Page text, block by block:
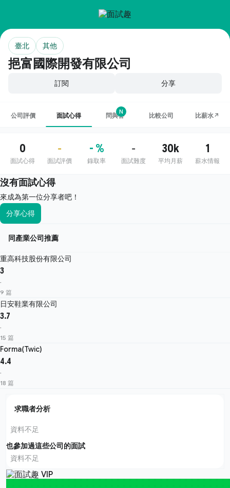
挹富國際開發有限公司
臺北 其他
訂閱 分享
公司評價 面試心得 問與答
N
比較公司 比薪水↗
0
面試心得
-
面試評價
- %
錄取率
-
面試難度
30k
平均月薪
1
薪水情報
沒有面試心得
來成為第一位分享者吧！
分享心得
同產業公司推薦
重高科技股份有限公司
3
·
9 篇
日安鞋業有限公司
3.7
·
15 篇
Forma(Twic)
4.4
·
18 篇
求職者分析
資料不足
也參加過這些公司的面試
資料不足